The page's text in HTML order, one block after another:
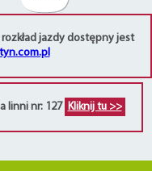
jazdy dostępny jest
linni nr: 127 Kliknij tu >>